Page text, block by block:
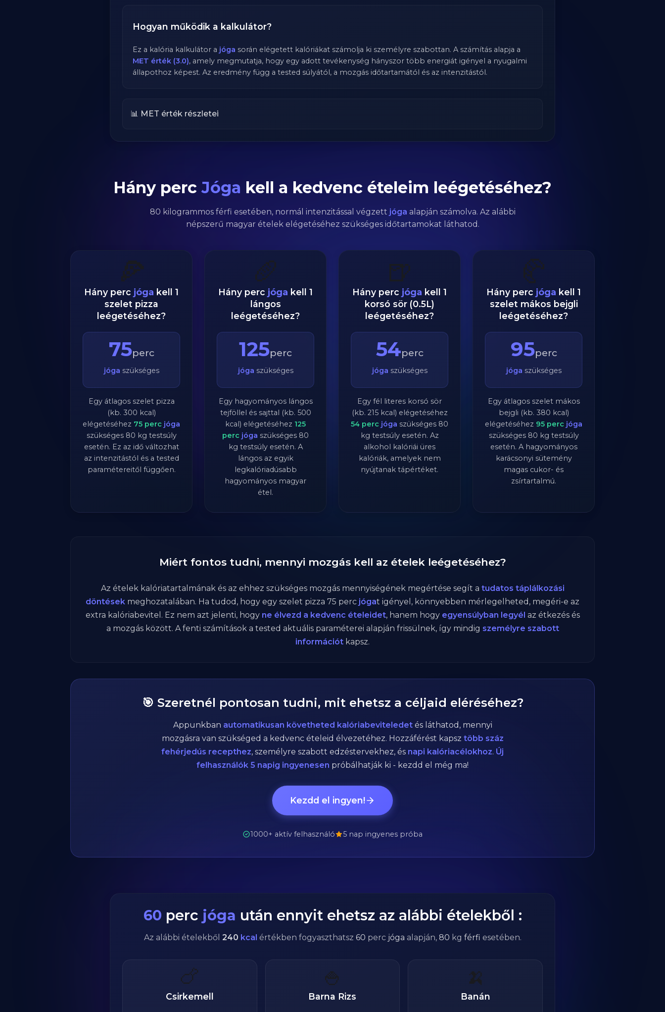
Hogyan működik a kalkulátor?
Ez a kalória kalkulátor a jóga során elégetett kalóriákat számolja ki személyre szabottan. A számítás alapja a
MET érték (3.0), amely megmutatja, hogy egy adott tevékenység hányszor több energiát igényel a nyugalmi
állapothoz képest. Az eredmény függ a tested súlyától, a mozgás időtartamától és az intenzitástól.
📊 MET érték részletei
Hány percJóga kell a kedvenc ételeim leégetéséhez?
80 kilogrammos férfi esetében, normál intenzitással végzett jóga alapján számolva. Az alábbi
népszerű magyar ételek elégetéséhez szükséges időtartamokat láthatod.
🍕
Hány perc jóga kell 1
szelet pizza
leégetéséhez?
75perc
jóga szükséges
Egy átlagos szelet pizza
(kb. 300 kcal)
elégetéséhez 75 perc jóga
szükséges 80 kg testsúly
esetén. Ez az idő változhat
az intenzitástól és a tested
paramétereitől függően.
🥖
Hány perc jóga kell 1
lángos
leégetéséhez?
125perc
jóga szükséges
Egy hagyományos lángos
tejföllel és sajttal (kb. 500
kcal) elégetéséhez 125
perc jóga szükséges 80
kg testsúly esetén. A
lángos az egyik
legkalóriadúsabb
hagyományos magyar
étel.
🍺
Hány perc jóga kell 1
korsó sör (0.5L)
leégetéséhez?
54perc
jóga szükséges
Egy fél literes korsó sör
(kb. 215 kcal) elégetéséhez
54 perc jóga szükséges 80
kg testsúly esetén. Az
alkohol kalóriái üres
kalóriák, amelyek nem
nyújtanak tápértéket.
🥐
Hány perc jóga kell 1
szelet mákos bejgli
leégetéséhez?
95perc
jóga szükséges
Egy átlagos szelet mákos
bejgli (kb. 380 kcal)
elégetéséhez 95 perc jóga
szükséges 80 kg testsúly
esetén. A hagyományos
karácsonyi sütemény
magas cukor- és
zsírtartalmú.
Miért fontos tudni, mennyi mozgás kell az ételek leégetéséhez?
Az ételek kalóriatartalmának és az ehhez szükséges mozgás mennyiségének megértése segít a tudatos táplálkozási
döntések meghozatalában. Ha tudod, hogy egy szelet pizza 75 perc jógat igényel, könnyebben mérlegelheted, megéri-e az
extra kalóriabevitel. Ez nem azt jelenti, hogy ne élvezd a kedvenc ételeidet, hanem hogy egyensúlyban legyél az étkezés és
a mozgás között. A fenti számítások a tested aktuális paraméterei alapján frissülnek, így mindig személyre szabott
információt kapsz.
🎯 Szeretnél pontosan tudni, mit ehetsz a céljaid eléréséhez?
Appunkban automatikusan követheted kalóriabeviteledetés láthatod, mennyi
mozgásra van szükséged a kedvenc ételeid élvezetéhez. Hozzáférést kapsz több száz
fehérjedús recepthez, személyre szabott edzéstervekhez, és napi kalóriacélokhoz. Új
felhasználók 5 napig ingyenesen próbálhatják ki - kezdd el még ma!
Kezdd el ingyen!
1000+ aktív felhasználó 5 nap ingyenes próba
60 perc jóga után ennyit ehetsz az alábbi ételekből :
Az alábbi ételekből 240 kcal értékben fogyaszthatsz 60 perc jóga alapján, 80 kg férfi esetében.
🍗
Csirkemell
🍚
Barna Rizs
🍌
Banán